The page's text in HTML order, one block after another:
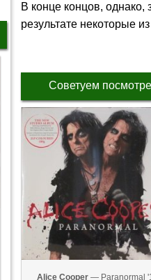
В конце концов, однако,
результате некоторые
Советуем
Alice Cooper — Paranormal